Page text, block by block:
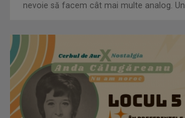
CONCACAF respinge planul FIFA de
activităților comerciale
nume: Analog. Ca să putem trăi mai